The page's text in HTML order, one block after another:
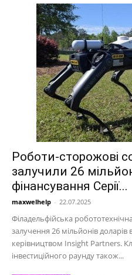
Роботи-сторожові
залучили 26
фінансування Серії...
maxwelhelp - 22.07.2025
Філадельфійська
залучення 26 мільйонів доларів
керівництвом Insight Partners.
інвестиційного раунду також...